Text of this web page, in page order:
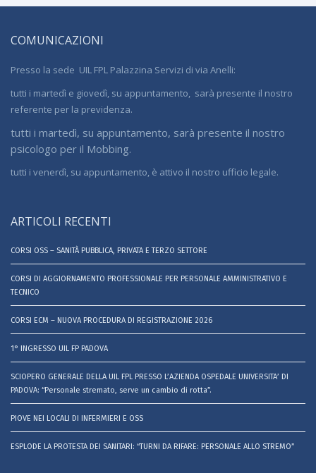
COMUNICAZIONI
Presso la sede UIL FPL Palazzina Servizi di via Anelli:
tutti i martedì e giovedì, su appuntamento, sarà presente il nostro
referente per la previdenza.
tutti i martedì, su appuntamento, sarà presente il nostro
psicologo per il Mobbing.
tutti i venerdì, su appuntamento, è attivo il nostro ufficio legale.
ARTICOLI RECENTI
CORSI OSS – SANITÀ PUBBLICA, PRIVATA E TERZO SETTORE
CORSI DI AGGIORNAMENTO PROFESSIONALE PER PERSONALE AMMINISTRATIVO E
TECNICO
CORSI ECM – NUOVA PROCEDURA DI REGISTRAZIONE 2026
1° INGRESSO UIL FP PADOVA
SCIOPERO GENERALE DELLA UIL FPL PRESSO L’AZIENDA OSPEDALE UNIVERSITA’ DI
PADOVA: “Personale stremato, serve un cambio di rotta”.
PIOVE NEI LOCALI DI INFERMIERI E OSS
ESPLODE LA PROTESTA DEI SANITARI: “TURNI DA RIFARE: PERSONALE ALLO STREMO”